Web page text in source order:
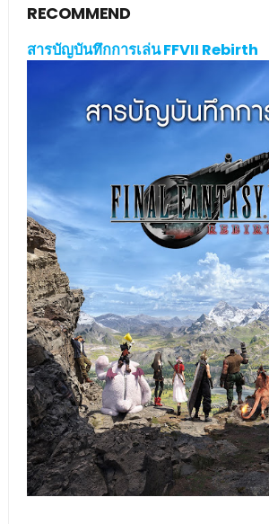
RECOMMEND
สารบัญบันทึกการเล่น FFVII Rebirth